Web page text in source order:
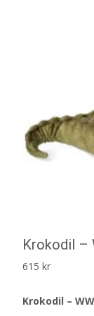
Krokodil –
615 kr
Krokodil –